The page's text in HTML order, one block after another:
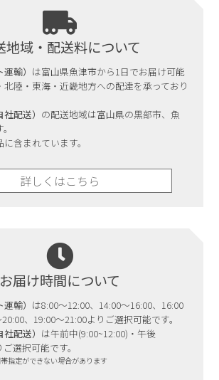
地域・配送料について
輸） は富山県魚津市から1日でお届け可能
北陸・東海・近畿地方への配達を承っており
配送） の配送地域は富山県の黒部市、魚
含まれています。
詳しくはこちら
お届け時間について
輸） は8:00～12:00、14:00～16:00、16:00
、19:00～21:00よりご選択可能です。
配送） は午前中(9:00~12:00)・午後
選択可能です。
指定ができない場合があります